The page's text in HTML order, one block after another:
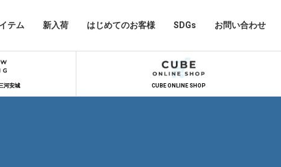
テム 新入荷 はじめてのお客様 SDGs お問い合わせ
河安城 CUBE ONLINE SHOP